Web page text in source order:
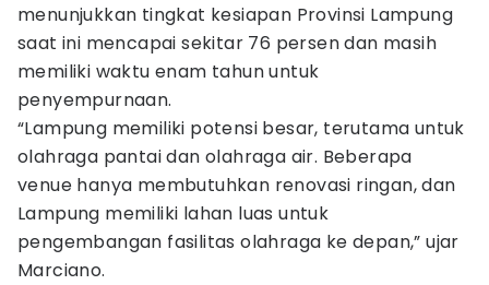
menunjukkan tingkat kesiapan Provinsi Lampung
saat ini mencapai sekitar 76 persen dan masih
memiliki waktu enam tahun untuk
penyempurnaan.
“Lampung memiliki potensi besar, terutama untuk
olahraga pantai dan olahraga air. Beberapa
venue hanya membutuhkan renovasi ringan, dan
Lampung memiliki lahan luas untuk
pengembangan fasilitas olahraga ke depan,” ujar
Marciano.